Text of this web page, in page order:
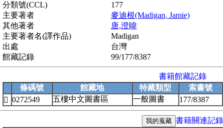
分類號(CCL)
177
主要著者
麥迪根(Madigan, Jamie)
其他著者
唐,澄暐
主要著者名(譯作品)
Madigan
出處
台灣
館藏記錄
99/177/8387
書籍館藏記錄
條碼號
館藏地 特藏類型
索書號
 0272549 五樓中文圖書區 一般圖書 177/8387
書籍關連記錄